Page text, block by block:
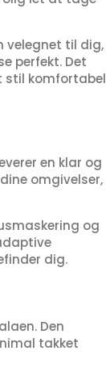
velegnet til dig,
perfekt. Det
stil komfortabel
en klar og
omgivelser,
og
dig.
Den
takket